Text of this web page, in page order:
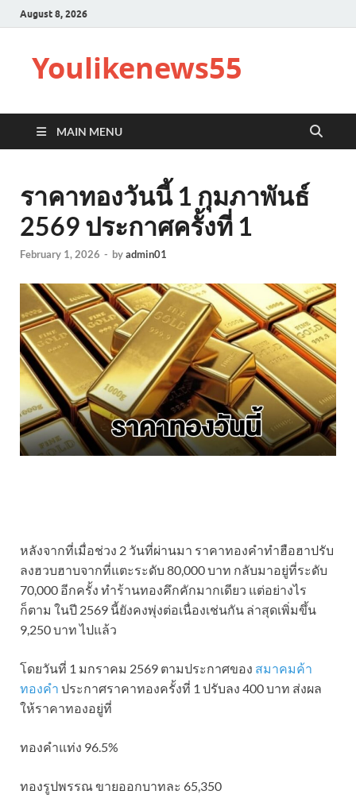
August 8, 2026
Youlikenews55
MAIN MENU
ราคาทองวันนี้ 1 กุมภาพันธ์
2569 ประกาศครั้งที่ 1
February 1, 2026 - byadmin01
หลังจากที่เมื่อช่วง 2 วันที่ผ่านมา ราคาทองคำทำฮือฮาปรับ
ลงฮวบฮาบจากที่แตะระดับ 80,000 บาท กลับมาอยู่ที่ระดับ
70,000 อีกครั้ง ทำร้านทองคึกคักมากเดียว แต่อย่างไร
ก็ตาม ในปี 2569 นี้ยังคงพุ่งต่อเนื่องเช่นกัน ล่าสุดเพิ่มขึ้น
9,250 บาท ไปแล้ว
โดยวันที่ 1 มกราคม 2569 ตามประกาศของ สมาคมค้า
ทองคำ ประกาศราคาทองครั้งที่ 1 ปรับลง 400 บาท ส่งผล
ให้ราคาทองอยู่ที่
ทองคำแท่ง 96.5%
ทองรูปพรรณ ขายออกบาทละ 65,350